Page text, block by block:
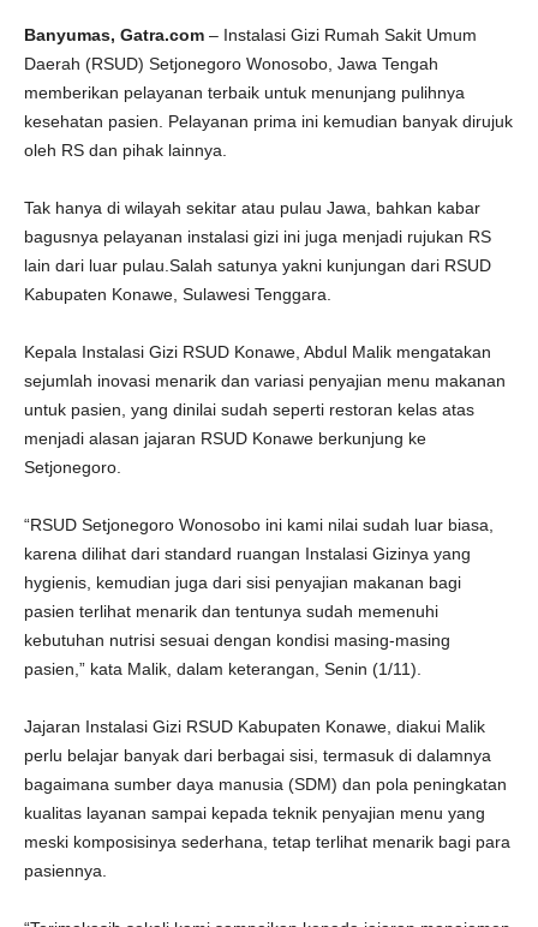
Banyumas, Gatra.com – Instalasi Gizi Rumah Sakit Umum
Daerah (RSUD) Setjonegoro Wonosobo, Jawa Tengah
memberikan pelayanan terbaik untuk menunjang pulihnya
kesehatan pasien. Pelayanan prima ini kemudian banyak dirujuk
oleh RS dan pihak lainnya.
Tak hanya di wilayah sekitar atau pulau Jawa, bahkan kabar
bagusnya pelayanan instalasi gizi ini juga menjadi rujukan RS
lain dari luar pulau.Salah satunya yakni kunjungan dari RSUD
Kabupaten Konawe, Sulawesi Tenggara.
Kepala Instalasi Gizi RSUD Konawe, Abdul Malik mengatakan
sejumlah inovasi menarik dan variasi penyajian menu makanan
untuk pasien, yang dinilai sudah seperti restoran kelas atas
menjadi alasan jajaran RSUD Konawe berkunjung ke
Setjonegoro.
“RSUD Setjonegoro Wonosobo ini kami nilai sudah luar biasa,
karena dilihat dari standard ruangan Instalasi Gizinya yang
hygienis, kemudian juga dari sisi penyajian makanan bagi
pasien terlihat menarik dan tentunya sudah memenuhi
kebutuhan nutrisi sesuai dengan kondisi masing-masing
pasien,” kata Malik, dalam keterangan, Senin (1/11).
Jajaran Instalasi Gizi RSUD Kabupaten Konawe, diakui Malik
perlu belajar banyak dari berbagai sisi, termasuk di dalamnya
bagaimana sumber daya manusia (SDM) dan pola peningkatan
kualitas layanan sampai kepada teknik penyajian menu yang
meski komposisinya sederhana, tetap terlihat menarik bagi para
pasiennya.